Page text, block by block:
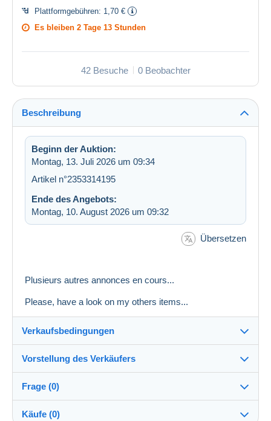
Plattformgebühren: 1,70 €
Es bleiben 2 Tage 13 Stunden
42 Besuche 0 Beobachter
Beschreibung
Beginn der Auktion:
Montag, 13. Juli 2026 um 09:34
Artikel n°2353314195
Ende des Angebots:
Montag, 10. August 2026 um 09:32
Übersetzen
Plusieurs autres annonces en cours...
Please, have a look on my others items...
Verkaufsbedingungen
Versand nach:
Die Liste der Länder einsehen
Versand:
Vorkasse
Vorstellung des Verkäufers
nath070100%(2013x)
Frage (0)
Käufe (0)